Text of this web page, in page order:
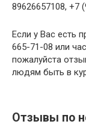
89626657108, +7
Если у Вас есть
665-71-08 или
пожалуйста
людям быть в
Отзывы по